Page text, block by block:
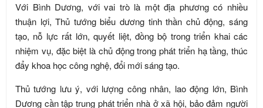
Với Bình Dương, với vai trò là một địa phương có nhiều
thuận lợi, Thủ tướng biểu dương tinh thần chủ động, sáng
tạo, nỗ lực rất lớn, quyết liệt, đồng bộ trong triển khai các
nhiệm vụ, đặc biệt là chủ động trong phát triển hạ tầng, thúc
đẩy khoa học công nghệ, đổi mới sáng tạo.
Thủ tướng lưu ý, với lượng công nhân, lao động lớn, Bình
Dương cần tập trung phát triển nhà ở xã hội, bảo đảm người